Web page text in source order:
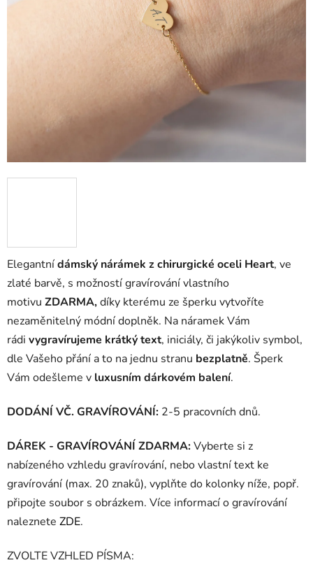
Elegantnídámský nárámek z chirurgické oceli Heart, ve
zlaté barvě, s možností gravírování vlastního
motivu ZDARMA,díky kterému ze šperku vytvoříte
nezaměnitelný módní doplněk. Na náramek Vám
rádi vygravírujeme krátký text, iniciály, či jakýkoliv symbol,
dle Vašeho přání a to na jednu stranu bezplatně. Šperk
Vám odešleme v luxusním dárkovém balení.
DODÁNÍ VČ. GRAVÍROVÁNÍ: 2-5 pracovních dnů.
DÁREK - GRAVÍROVÁNÍ ZDARMA:Vyberte si z
nabízeného vzhledu gravírování, nebo vlastní text ke
gravírování (max. 20 znaků), vyplňte do kolonky níže, popř.
připojte soubor s obrázkem. Více informací o gravírování
naleznete ZDE.
ZVOLTE VZHLED PÍSMA: